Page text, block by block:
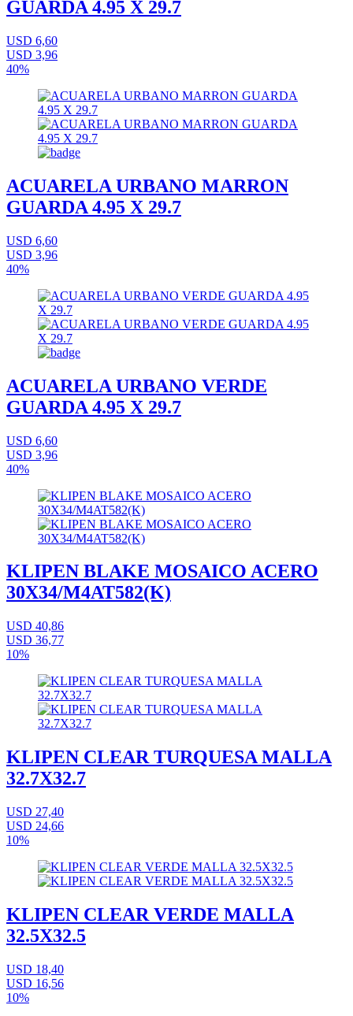
GUARDA 4.95 X 29.7
USD 6,60
USD 3,96
40%
ACUARELA URBANO MARRON
GUARDA 4.95 X 29.7
USD 6,60
USD 3,96
40%
ACUARELA URBANO VERDE
GUARDA 4.95 X 29.7
USD 6,60
USD 3,96
40%
KLIPEN BLAKE MOSAICO ACERO
30X34/M4AT582(K)
USD 40,86
USD 36,77
10%
KLIPEN CLEAR TURQUESA MALLA
32.7X32.7
USD 27,40
USD 24,66
10%
KLIPEN CLEAR VERDE MALLA
32.5X32.5
USD 18,40
USD 16,56
10%